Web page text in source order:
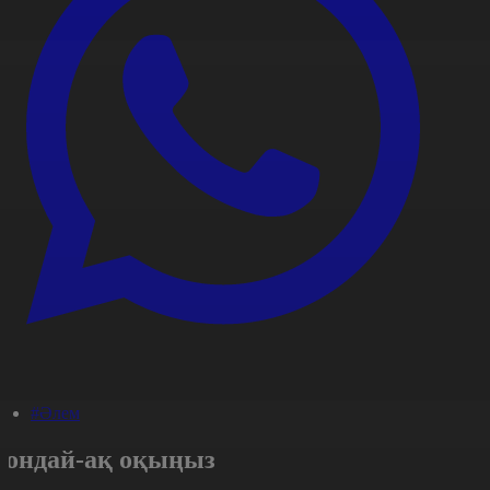
#Әлем
ақ оқыңыз